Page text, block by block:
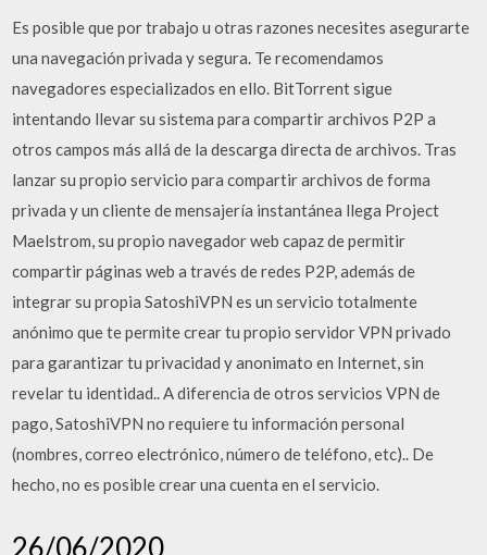
Es posible que por trabajo u otras razones necesites asegurarte
una navegación privada y segura. Te recomendamos
navegadores especializados en ello. BitTorrent sigue
intentando llevar su sistema para compartir archivos P2P a
otros campos más allá de la descarga directa de archivos. Tras
lanzar su propio servicio para compartir archivos de forma
privada y un cliente de mensajería instantánea llega Project
Maelstrom, su propio navegador web capaz de permitir
compartir páginas web a través de redes P2P, además de
integrar su propia SatoshiVPN es un servicio totalmente
anónimo que te permite crear tu propio servidor VPN privado
para garantizar tu privacidad y anonimato en Internet, sin
revelar tu identidad.. A diferencia de otros servicios VPN de
pago, SatoshiVPN no requiere tu información personal
(nombres, correo electrónico, número de teléfono, etc).. De
hecho, no es posible crear una cuenta en el servicio.
26/06/2020